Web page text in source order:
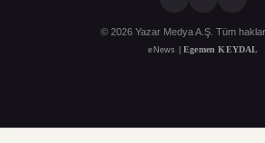
© 2026 Yazar Medya A.Ş. Tüm
eNews | Egemen KEYDAL